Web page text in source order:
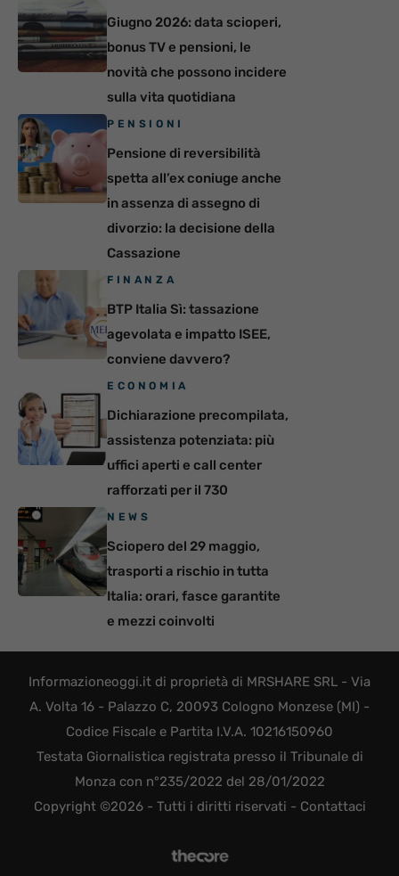
Giugno 2026: data scioperi,
bonus TV e pensioni, le
novità che possono incidere
sulla vita quotidiana
PENSIONI
Pensione di reversibilità
spetta all’ex coniuge anche
in assenza di assegno di
divorzio: la decisione della
Cassazione
FINANZA
BTP Italia Sì: tassazione
agevolata e impatto ISEE,
conviene davvero?
ECONOMIA
Dichiarazione precompilata,
assistenza potenziata: più
uffici aperti e call center
rafforzati per il 730
NEWS
Sciopero del 29 maggio,
trasporti a rischio in tutta
Italia: orari, fasce garantite
e mezzi coinvolti
Informazioneoggi.it di proprietà di MRSHARE SRL - Via
A. Volta 16 - Palazzo C, 20093 Cologno Monzese (MI) -
Codice Fiscale e Partita I.V.A. 10216150960
Testata Giornalistica registrata presso il Tribunale di
Monza con n°235/2022 del 28/01/2022
Copyright ©2026 - Tutti i diritti riservati - Contattaci